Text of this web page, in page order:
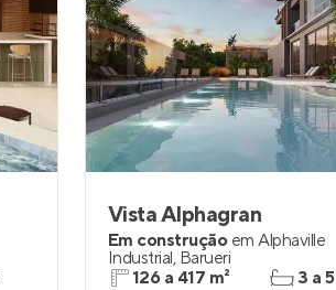
Vista Alphagran
Em construção em Alphaville
Industrial, Barueri
126 a 417 m²
3 a 5